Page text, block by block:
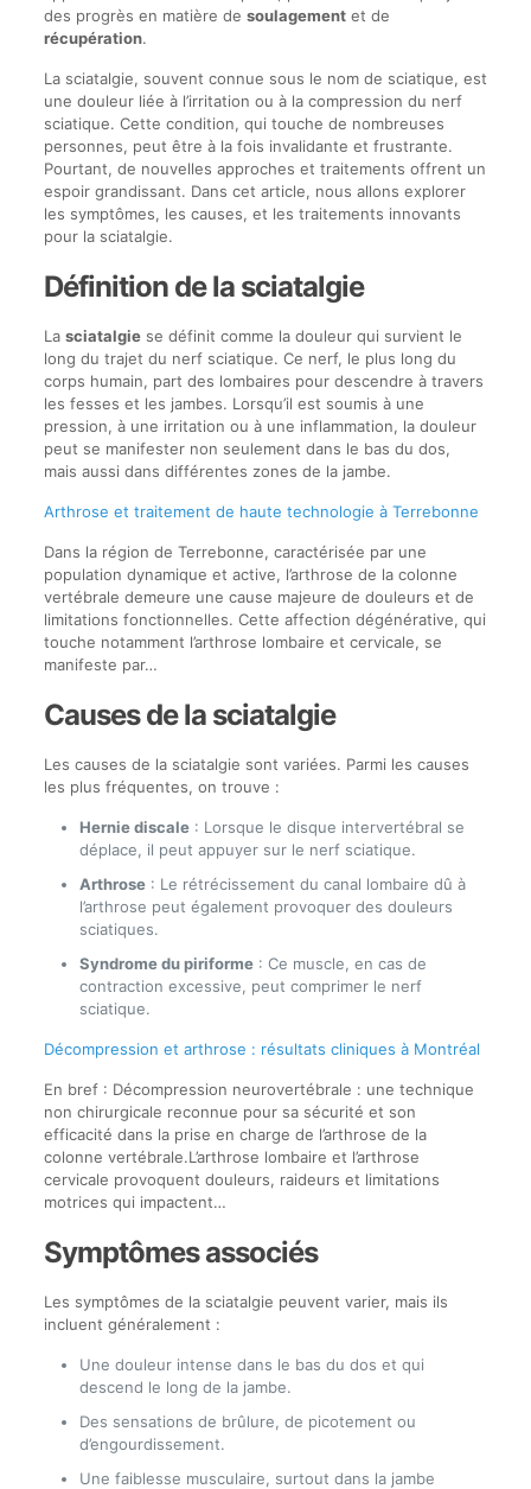
des progrès en matière de soulagementet de
récupération.
La sciatalgie, souvent connue sous le nom de sciatique, est
une douleur liée à l’irritation ou à la compression du nerf
sciatique. Cette condition, qui touche de nombreuses
personnes, peut être à la fois invalidante et frustrante.
Pourtant, de nouvelles approches et traitements offrent un
espoir grandissant. Dans cet article, nous allons explorer
les symptômes, les causes, et les traitements innovants
pour la sciatalgie.
Définition de la sciatalgie
La sciatalgiese définit comme la douleur qui survient le
long du trajet du nerf sciatique. Ce nerf, le plus long du
corps humain, part des lombaires pour descendre à travers
les fesses et les jambes. Lorsqu’il est soumis à une
pression, à une irritation ou à une inflammation, la douleur
peut se manifester non seulement dans le bas du dos,
mais aussi dans différentes zones de la jambe.
Arthrose et traitement de haute technologie à Terrebonne
Dans la région de Terrebonne, caractérisée par une
population dynamique et active, l’arthrose de la colonne
vertébrale demeure une cause majeure de douleurs et de
limitations fonctionnelles. Cette affection dégénérative, qui
touche notamment l’arthrose lombaire et cervicale, se
manifeste par…
Causes de la sciatalgie
Les causes de la sciatalgie sont variées. Parmi les causes
les plus fréquentes, on trouve :
Hernie discale: Lorsque le disque intervertébral se
déplace, il peut appuyer sur le nerf sciatique.
Arthrose: Le rétrécissement du canal lombaire dû à
l’arthrose peut également provoquer des douleurs
sciatiques.
Syndrome du piriforme: Ce muscle, en cas de
contraction excessive, peut comprimer le nerf
sciatique.
Décompression et arthrose : résultats cliniques à Montréal
En bref : Décompression neurovertébrale : une technique
non chirurgicale reconnue pour sa sécurité et son
efficacité dans la prise en charge de l’arthrose de la
colonne vertébrale.L’arthrose lombaire et l’arthrose
cervicale provoquent douleurs, raideurs et limitations
motrices qui impactent…
Symptômes associés
Les symptômes de la sciatalgie peuvent varier, mais ils
incluent généralement :
Une douleur intense dans le bas du dos et qui
descend le long de la jambe.
Des sensations de brûlure, de picotement ou
d’engourdissement.
Une faiblesse musculaire, surtout dans la jambe